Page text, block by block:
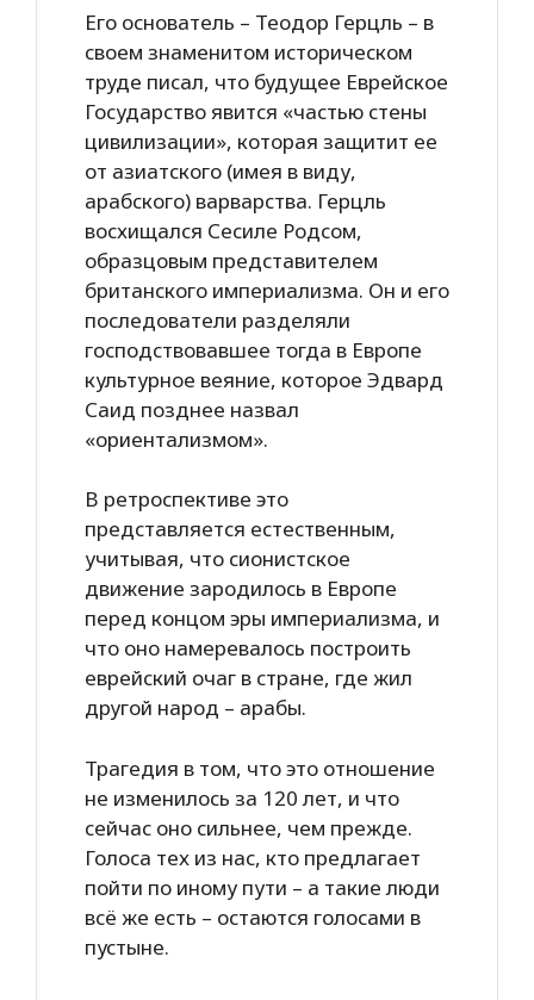
Его основатель – Теодор Герцль – в
своем знаменитом историческом
труде писал, что будущее Еврейское
Государство явится «частью стены
цивилизации», которая защитит ее
от азиатского (имея в виду,
арабского) варварства. Герцль
восхищался Сесиле Родсом,
образцовым представителем
британского империализма. Он и его
последователи разделяли
господствовавшее тогда в Европе
культурное веяние, которое Эдвард
Саид позднее назвал
«ориентализмом».
В ретроспективе это
представляется естественным,
учитывая, что сионистское
движение зародилось в Европе
перед концом эры империализма, и
что оно намеревалось построить
еврейский очаг в стране, где жил
другой народ – арабы.
Трагедия в том, что это отношение
не изменилось за 120 лет, и что
сейчас оно сильнее, чем прежде.
Голоса тех из нас, кто предлагает
пойти по иному пути – а такие люди
всё же есть – остаются голосами в
пустыне.